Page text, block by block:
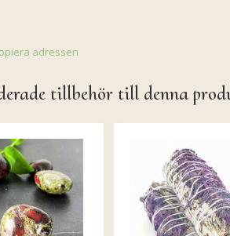
adressen
tillbehör till denna